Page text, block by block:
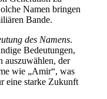
Namen bringen
Bande.
des Namens.
Bedeutungen,
auszuwählen, der
wie „Amir“, was
eine starke Zukunft